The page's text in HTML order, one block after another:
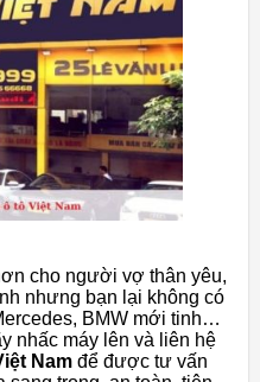
cho người vợ thân yêu,
nhưng bạn lại không có
BMW mới tinh…
nhấc máy lên và liên hệ
Nam để được tư vấn